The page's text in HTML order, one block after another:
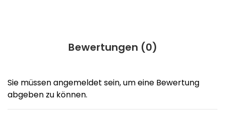
Bewertungen (0)
Sie müssen angemeldet sein, um eine Bewertung
abgeben zu können.